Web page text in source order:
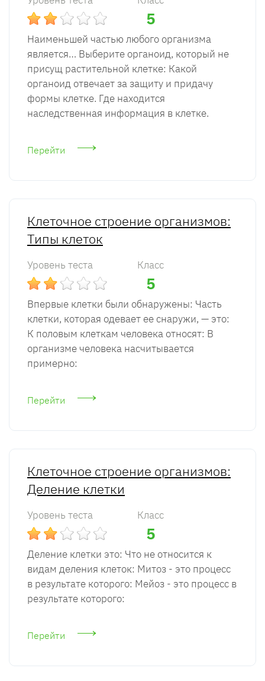
5
Наименьшей частью любого организма
является… Выберите органоид, который не
присущ растительной клетке: Какой
органоид отвечает за защиту и придачу
формы клетке. Где находится
наследственная информация в клетке.
Перейти
Клеточное строение организмов:
Типы клеток
Уровень теста Класс
5
Впервые клетки были обнаружены: Часть
клетки, которая одевает ее снаружи, — это:
К половым клеткам человека относят: В
организме человека насчитывается
примерно:
Перейти
Клеточное строение организмов:
Деление клетки
Уровень теста Класс
5
Деление клетки это: Что не относится к
видам деления клеток: Митоз - это процесс
в результате которого: Мейоз - это процесс в
результате которого:
Перейти